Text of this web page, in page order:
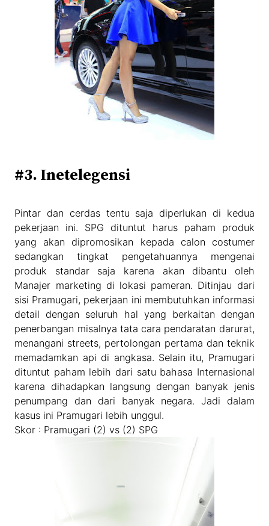
#3. Inetelegensi
Pintar dan cerdas tentu saja diperlukan di kedua
pekerjaan ini. SPG dituntut harus paham produk
yang akan dipromosikan kepada calon costumer
sedangkan tingkat pengetahuannya mengenai
produk standar saja karena akan dibantu oleh
Manajer marketing di lokasi pameran. Ditinjau dari
sisi Pramugari, pekerjaan ini membutuhkan informasi
detail dengan seluruh hal yang berkaitan dengan
penerbangan misalnya tata cara pendaratan darurat,
menangani streets, pertolongan pertama dan teknik
memadamkan api di angkasa. Selain itu, Pramugari
dituntut paham lebih dari satu bahasa Internasional
karena dihadapkan langsung dengan banyak jenis
penumpang dan dari banyak negara. Jadi dalam
kasus ini Pramugari lebih unggul.
Skor : Pramugari (2) vs (2) SPG